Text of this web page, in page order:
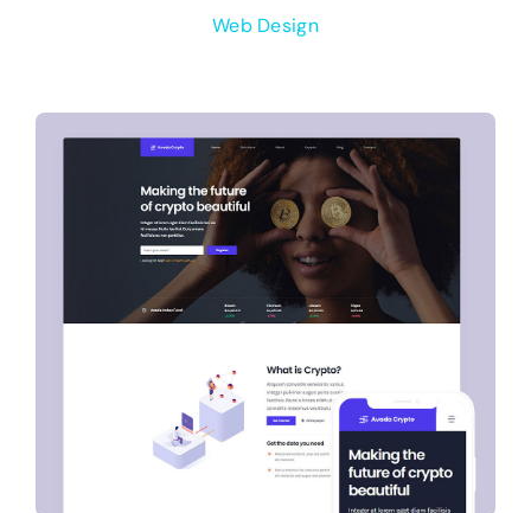
Web Design